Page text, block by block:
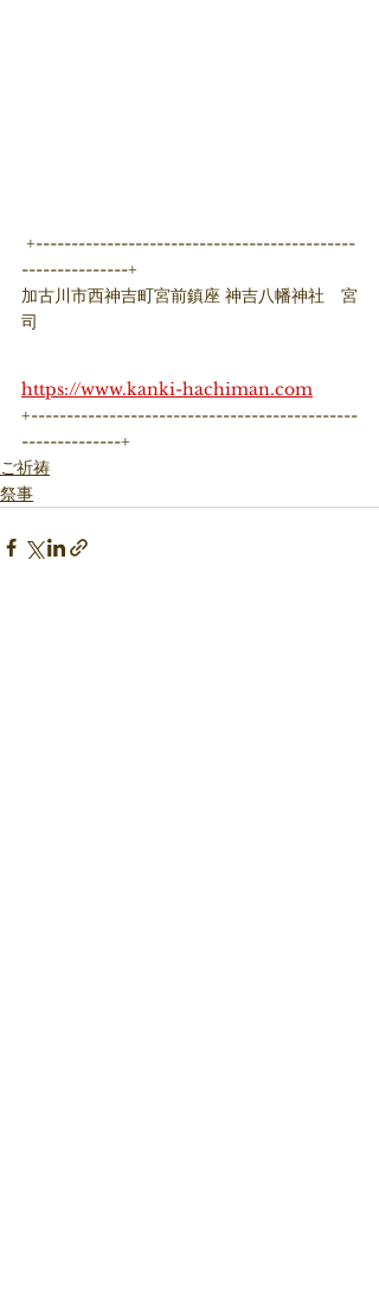
---------------+
加古川市西神吉町宮前鎮座 神吉八幡神社　宮
司
https://www.kanki-hachiman.com
+----------------------------------------------
--------------+
ご祈祷
祭事